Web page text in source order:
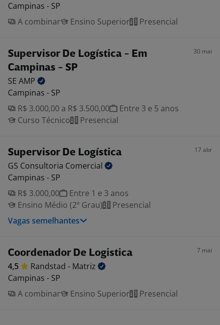
Campinas - SP
A combinar
Ensino Superior Presencial
Supervisor De Logística - Em
Campinas - SP
30 mai
SE AMP
Campinas - SP
R$ 3.000,00 a R$ 3.500,00
Entre 3 e 5 anos
Curso Técnico
Presencial
Supervisor De Logística 17 abr
GS Consultoria Comercial
Campinas - SP
R$ 3.000,00
Entre 1 e 3 anos
Ensino Médio (2º Grau)
Presencial
Vagas semelhantes
Coordenador De Logistica 7 mai
4,5 Randstad - Matriz
Campinas - SP
A combinar
Ensino Superior Presencial